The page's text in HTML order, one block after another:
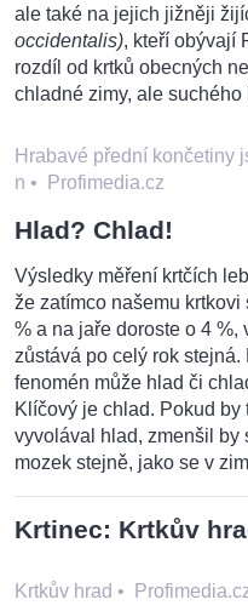
ale také na jejich jižněji
occidentalis), kteří obývají
rozdíl od krtků obecných
chladné zimy, ale suchého
Hrabavé přední končetiny
n • Profimedia.cz
Hlad? Chlad!
Výsledky měření krtčích
že zatímco našemu
% a na jaře doroste o 4
zůstává po celý rok
fenomén může hlad či
Klíčový je chlad. Pokud
vyvolával hlad, zmenšil by
mozek stejně, jako se v
Krtinec: Krtkův
Krtkův hrad •